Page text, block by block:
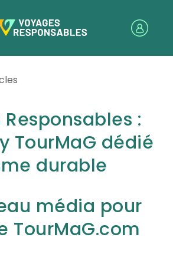
:
TourMaG dédié
durable
média pour
TourMaG.com